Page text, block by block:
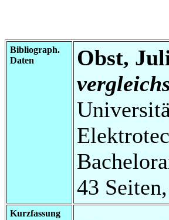
Bibliograph.
Daten
Obst,
43
Kurzfassung